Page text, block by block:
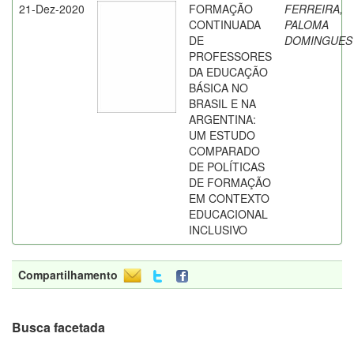
21-Dez-2020
FORMAÇÃO
CONTINUADA
DE
PROFESSORES
DA EDUCAÇÃO
BÁSICA NO
BRASIL E NA
ARGENTINA:
UM ESTUDO
COMPARADO
DE POLÍTICAS
DE FORMAÇÃO
EM CONTEXTO
EDUCACIONAL
INCLUSIVO
FERREIRA,
PALOMA
DOMINGUES
Compartilhamento
Busca facetada